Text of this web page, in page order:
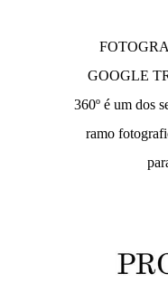
GOOGLE
360º é um dos
ramo